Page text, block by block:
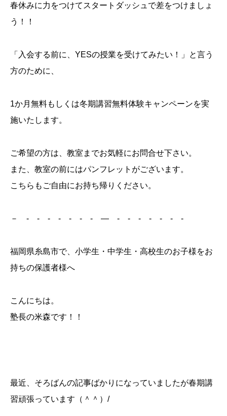
春休みに力をつけてスタートダッシュで差をつけましょ
う！！
「入会する前に、YESの授業を受けてみたい！」と言う
方のために、
1か月無料もしくは冬期講習無料体験キャンペーンを実
施いたします。
ご希望の方は、教室までお気軽にお問合せ下さい。
また、教室の前にはパンフレットがございます。
こちらもご自由にお持ち帰りください。
－ - - - - - - - ― - - - - - - -
福岡県糸島市で、小学生・中学生・高校生のお子様をお
持ちの保護者様へ
こんにちは。
塾長の米森です！！
最近、そろばんの記事ばかりになっていましたが春期講
習頑張っています（＾＾）/